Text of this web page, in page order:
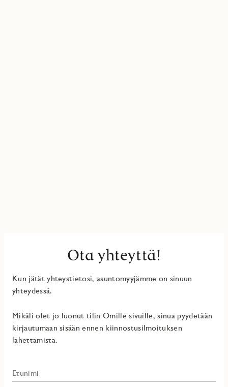
Ota yhteyttä!
Kun jätät yhteystietosi, asuntomyyjämme on sinuun
yhteydessä.
Mikäli olet jo luonut tilin Omille sivuille, sinua pyydetään
kirjautumaan sisään ennen kiinnostusilmoituksen
lähettämistä.
Etunimi